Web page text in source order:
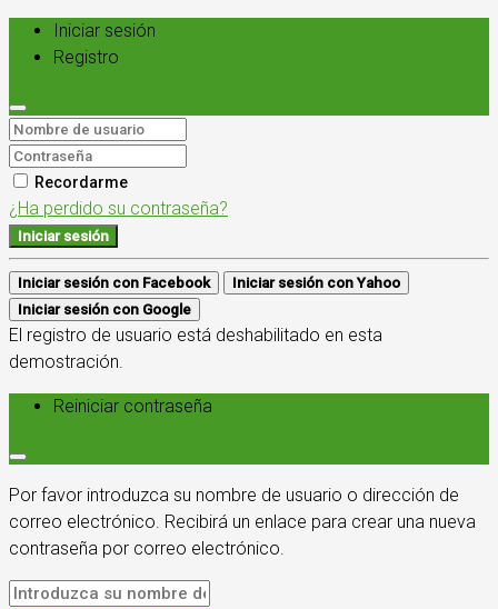
Iniciar sesión
Registro
Recordarme
¿Ha perdido su contraseña?
Iniciar sesión
Iniciar sesión con Facebook
Iniciar sesión con Yahoo
Iniciar sesión con Google
El registro de usuario está deshabilitado en esta
demostración.
Reiniciar contraseña
Por favor introduzca su nombre de usuario o dirección de
correo electrónico. Recibirá un enlace para crear una nueva
contraseña por correo electrónico.